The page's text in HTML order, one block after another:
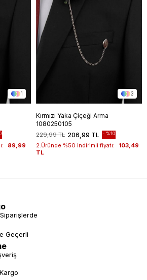
1
89,99
3
Kırmızı Yaka Çiçeği Arma
1080250105
206,99 TL
229,99 TL %10
2.Üründe %50 indirimli fiyatı:
103,49
TL
Geçerli